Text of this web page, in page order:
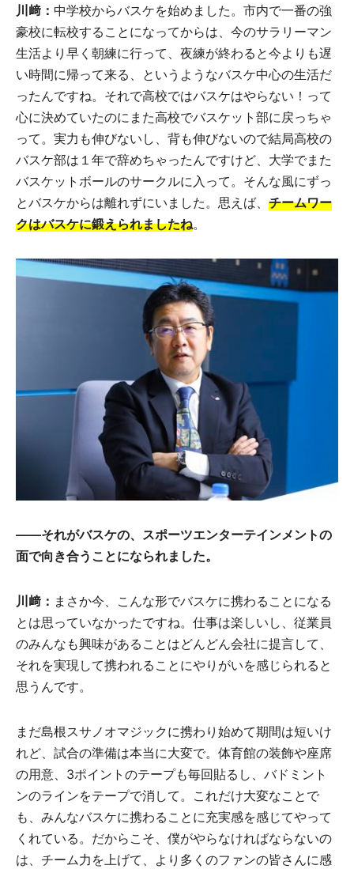
川﨑： 中学校からバスケを始めました。市内で一番の強
豪校に転校することになってからは、今のサラリーマン
生活より早く朝練に行って、夜練が終わると今よりも遅
い時間に帰って来る、というようなバスケ中心の生活だ
ったんですね。それで高校ではバスケはやらない！って
心に決めていたのにまた高校でバスケット部に戻っちゃ
って。実力も伸びないし、背も伸びないので結局高校の
バスケ部は１年で辞めちゃったんですけど、大学でまた
バスケットボールのサークルに入って。そんな風にずっ
とバスケからは離れずにいました。思えば、 チームワー
クはバスケに鍛えられましたね。
――それがバスケの、スポーツエンターテインメントの
面で向き合うことになられました。
川﨑： まさか今、こんな形でバスケに携わることになる
とは思っていなかったですね。仕事は楽しいし、従業員
のみんなも興味があることはどんどん会社に提言して、
それを実現して携われることにやりがいを感じられると
思うんです。
まだ島根スサノオマジックに携わり始めて期間は短いけ
れど、試合の準備は本当に大変で。体育館の装飾や座席
の用意、3ポイントのテープも毎回貼るし、バドミント
ンのラインをテープで消して。これだけ大変なことで
も、みんなバスケに携わることに充実感を感じてやって
くれている。だからこそ、僕がやらなければならないの
は、チーム力を上げて、より多くのファンの皆さんに感